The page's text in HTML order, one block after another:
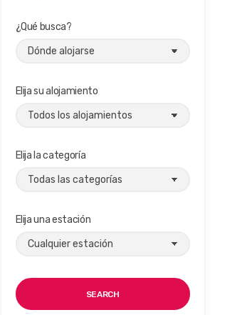
¿Qué busca?
Elija su alojamiento
Elija la categoría
Elija una estación
SEARCH